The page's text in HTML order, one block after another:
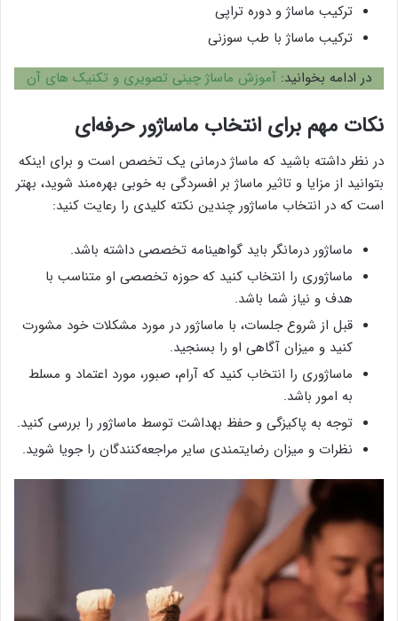
ترکیب ماساژ و دوره تراپی
ترکیب ماساژ با طب سوزنی
در ادامه بخوانید: آموزش ماساژ چینی تصویری و تکنیک های آن
نکات مهم برای انتخاب ماساژور حرفه‌ای
در نظر داشته باشید که ماساژ درمانی یک تخصص است و برای اینکه
بتوانید از مزایا و تاثیر ماساژ بر افسردگی به خوبی بهره‌مند شوید، بهتر
است که در انتخاب ماساژور چندین نکته کلیدی را رعایت کنید:
ماساژور درمانگر باید گواهینامه تخصصی داشته باشد.
ماساژوری را انتخاب کنید که حوزه تخصصی او متناسب با
هدف و نیاز شما باشد.
قبل از شروع جلسات، با ماساژور در مورد مشکلات خود مشورت
کنید و میزان آگاهی او را بسنجید.
ماساژوری را انتخاب کنید که آرام، صبور، مورد اعتماد و مسلط
به امور باشد.
توجه به پاکیزگی و حفظ بهداشت توسط ماساژور را بررسی کنید.
نظرات و میزان رضایتمندی سایر مراجعه‌کنندگان را جویا شوید.